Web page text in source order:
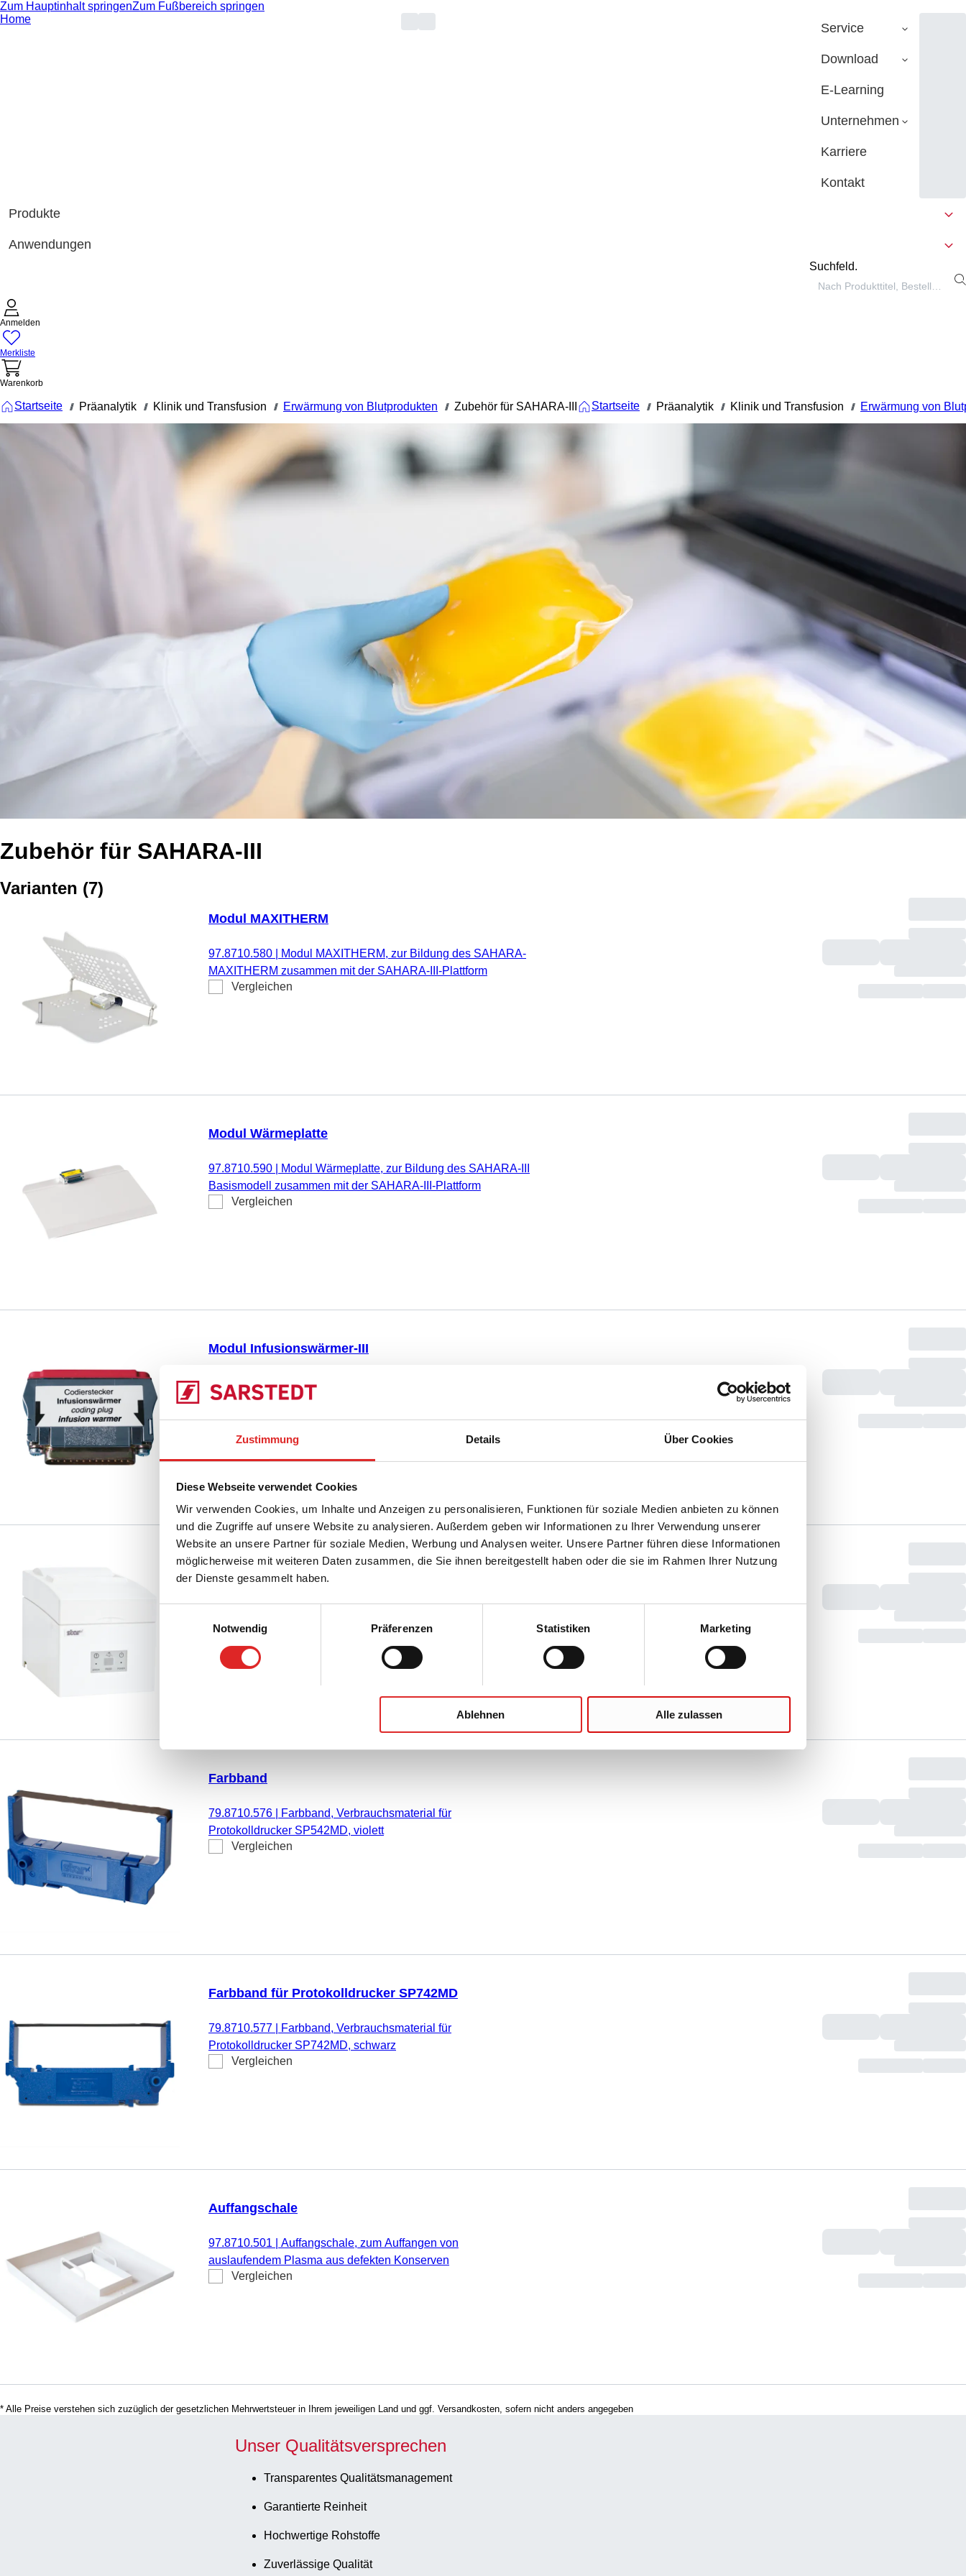
Zustimmung Details Über Cookies
Diese Webseite verwendet Cookies
Wir verwenden Cookies, um Inhalte und Anzeigen zu personalisieren, Funktionen für soziale Medien anbieten zu können
und die Zugriffe auf unsere Website zu analysieren. Außerdem geben wir Informationen zu Ihrer Verwendung unserer
Website an unsere Partner für soziale Medien, Werbung und Analysen weiter. Unsere Partner führen diese Informationen
möglicherweise mit weiteren Daten zusammen, die Sie ihnen bereitgestellt haben oder die sie im Rahmen Ihrer Nutzung
der Dienste gesammelt haben.
Notwendig
Präferenzen Statistiken Marketing
Ablehnen Alle zulassen
Zum Hauptinhalt springenZum Fußbereich springen
Home
Service
Download
E-Learning
Unternehmen
Karriere
Kontakt
Produkte
Anwendungen
Suchfeld.
Anmelden
Merkliste
Warenkorb
Startseite /// Präanalytik /// Klinik und Transfusion /// Erwärmung von Blutprodukten /// Zubehör für SAHARA-III Startseite /// Präanalytik /// Klinik und Transfusion /// Erwärmung von
Zubehör für SAHARA-III
Varianten (7)
Modul MAXITHERM
97.8710.580
Modul MAXITHERM, zur Bildung des SAHARA-
MAXITHERM zusammen mit der SAHARA-III-Plattform
Vergleichen
Modul Wärmeplatte
97.8710.590
Modul Wärmeplatte, zur Bildung des SAHARA-III
Basismodell zusammen mit der SAHARA-III-Plattform
Vergleichen
Modul Infusionswärmer-III
97.8710.550|Modul Infusionswärmer-III, zum Erwärmen von
Infusionslösungen, Tuben, Instrumenten und Kontrastmittel im
SAHARA-III
Modul Protokolldrucker
SAHARA-TSC
Vergleichen
Farbband
79.8710.576
Farbband, Verbrauchsmaterial für
Protokolldrucker SP542MD, violett
Vergleichen
Farbband für Protokolldrucker SP742MD
79.8710.577
Farbband, Verbrauchsmaterial für
Protokolldrucker SP742MD, schwarz
Vergleichen
Auffangschale
97.8710.501
Auffangschale, zum Auffangen von
auslaufendem Plasma aus defekten Konserven
Vergleichen
* Alle Preise verstehen sich zuzüglich der gesetzlichen Mehrwertsteuer in Ihrem jeweiligen Land und ggf. Versandkosten, sofern nicht anders angegeben
Unser Qualitätsversprechen
Transparentes Qualitätsmanagement
Garantierte Reinheit
Hochwertige Rohstoffe
Zuverlässige Qualität